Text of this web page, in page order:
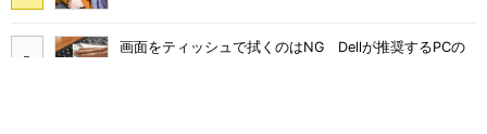
画面をティッシュで拭くのはNG Dellが推奨するPCの